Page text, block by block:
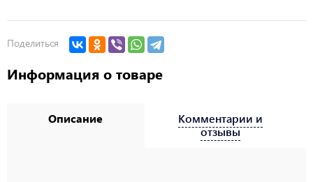
Поделиться
Информация о товаре
Описание
Комментарии и
отзывы